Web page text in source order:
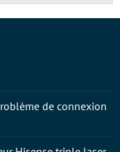
de connexion